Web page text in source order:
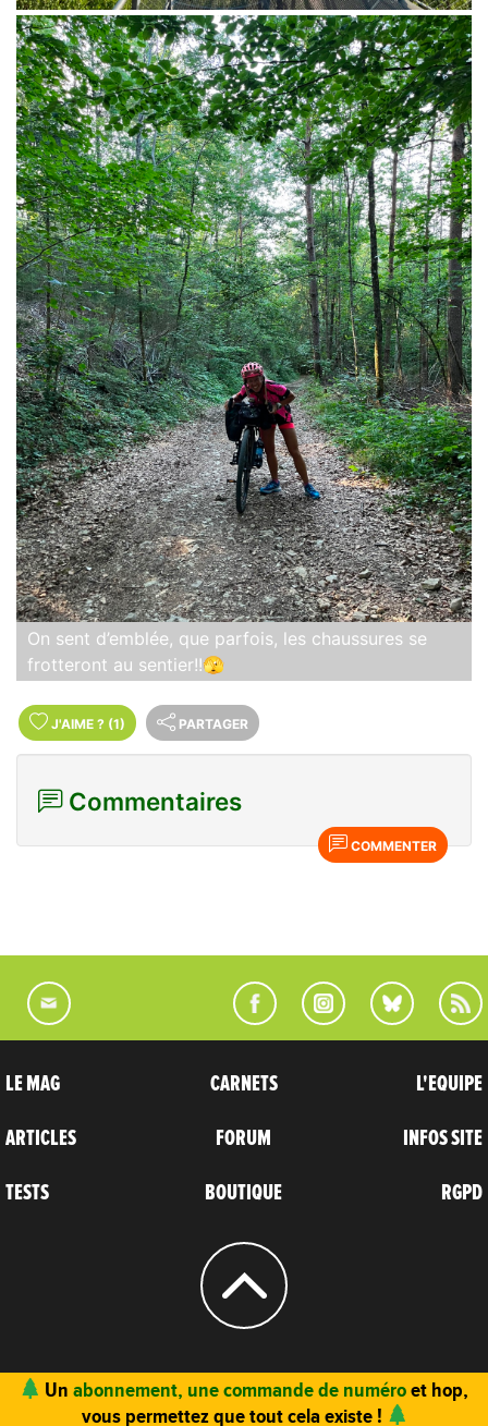
On sent d’emblée, que parfois, les chaussures se
frotteront au sentier!!🫣
J'AIME ? (1) PARTAGER
Commentaires
COMMENTER
LE MAG
ARTICLES
TESTS
CARNETS
FORUM
BOUTIQUE
L'EQUIPE
INFOS SITE
RGPD
© 2004 - 2026 CARNETS D’AVENTURES
Vous trouvez ce site utile ? Vous aimez le magazine ?